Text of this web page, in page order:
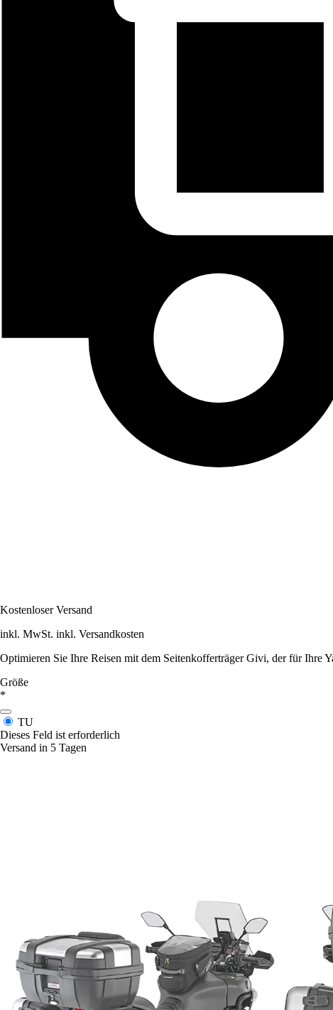
Kostenloser Versand
inkl. MwSt. inkl. Versandkosten
Optimieren Sie Ihre Reisen mit dem Seitenkofferträger Givi, der für Ihre
Größe
*
TU
Dieses Feld ist erforderlich
Versand in 5 Tagen